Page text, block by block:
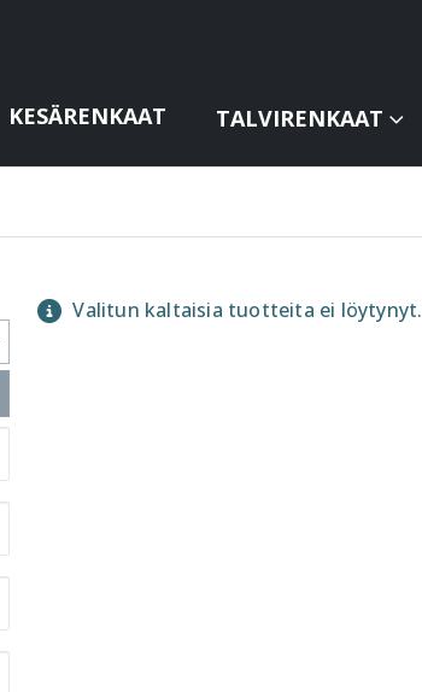
KESÄRENKAAT TALVIRENKAAT
Valitun kaltaisia tuotteita ei löytynyt.